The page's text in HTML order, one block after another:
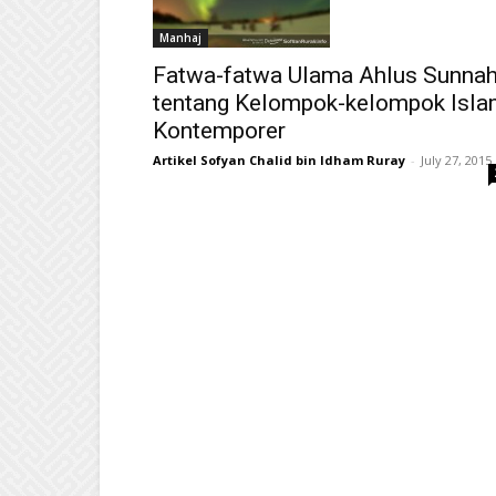
Manhaj
Fatwa-fatwa Ulama Ahlus Sunnah
tentang Kelompok-kelompok
Kontemporer
Artikel Sofyan Chalid bin Idham Ruray - July 27, 2015